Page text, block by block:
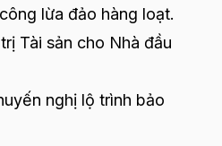
lừa đảo hàng loạt.
Tài sản cho Nhà đầu
nghị lộ trình bảo